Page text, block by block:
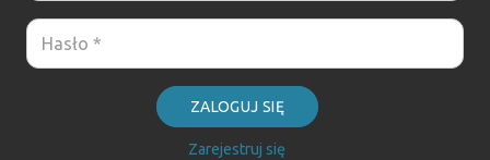
ZALOGUJ SIĘ
Zarejestruj się